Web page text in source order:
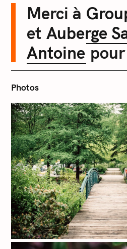
Merci à
et Auberge
Antoine
Photos